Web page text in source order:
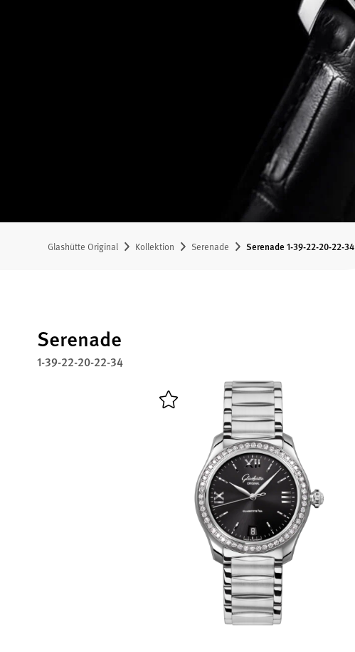
Glashütte Original Kollektion Serenade Serenade 1-39-22-20-22-34
Serenade
1-39-22-20-22-34